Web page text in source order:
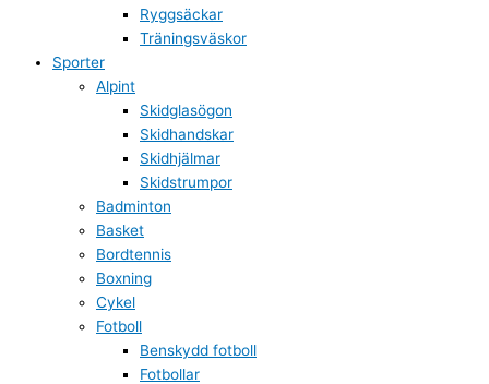
Ryggsäckar
Träningsväskor
Sporter
Alpint
Skidglasögon
Skidhandskar
Skidhjälmar
Skidstrumpor
Badminton
Basket
Bordtennis
Boxning
Cykel
Fotboll
Benskydd fotboll
Fotbollar